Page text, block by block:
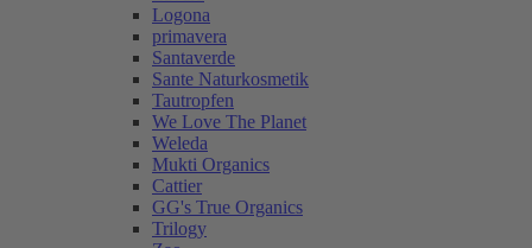
Logona
primavera
Santaverde
Sante Naturkosmetik
Tautropfen
We Love The Planet
Weleda
Mukti Organics
Cattier
GG's True Organics
Trilogy